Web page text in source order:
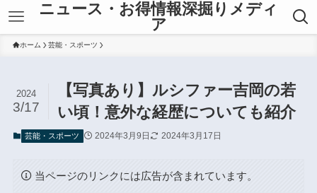
ニュース・お得情報深掘りメディ
ア
ホーム 芸能・スポーツ
【写真あり】ルシファー吉岡の若
い頃！意外な経歴についても紹介
2024
3/17
芸能・スポーツ 2024年3月9日 2024年3月17日
当ページのリンクには広告が含まれています。